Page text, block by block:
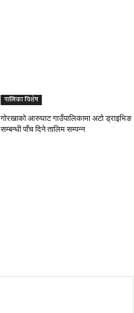
पालिका विशेष
गोरखाको आरुघाट गाउँपालिकामा अटो ड्राइभिङ
सम्बन्धी पाँच दिने तालिम सम्पन्न